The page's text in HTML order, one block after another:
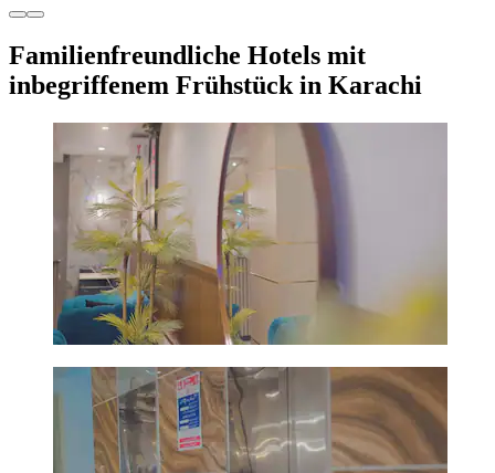
Familienfreundliche Hotels mit
inbegriffenem Frühstück in Karachi